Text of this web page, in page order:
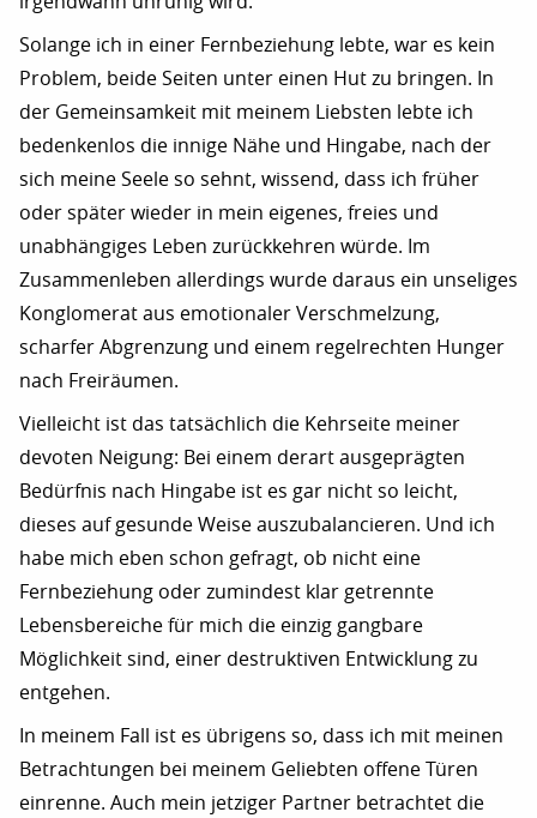
Solange ich in einer Fernbeziehung lebte, war es kein
Problem, beide Seiten unter einen Hut zu bringen. In
der Gemeinsamkeit mit meinem Liebsten lebte ich
bedenkenlos die innige Nähe und Hingabe, nach der
sich meine Seele so sehnt, wissend, dass ich früher
oder später wieder in mein eigenes, freies und
unabhängiges Leben zurückkehren würde. Im
Zusammenleben allerdings wurde daraus ein unseliges
Konglomerat aus emotionaler Verschmelzung,
scharfer Abgrenzung und einem regelrechten Hunger
nach Freiräumen.
Vielleicht ist das tatsächlich die Kehrseite meiner
devoten Neigung: Bei einem derart ausgeprägten
Bedürfnis nach Hingabe ist es gar nicht so leicht,
dieses auf gesunde Weise auszubalancieren. Und ich
habe mich eben schon gefragt, ob nicht eine
Fernbeziehung oder zumindest klar getrennte
Lebensbereiche für mich die einzig gangbare
Möglichkeit sind, einer destruktiven Entwicklung zu
entgehen.
In meinem Fall ist es übrigens so, dass ich mit meinen
Betrachtungen bei meinem Geliebten offene Türen
einrenne. Auch mein jetziger Partner betrachtet die